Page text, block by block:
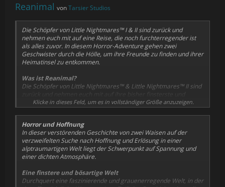
Reanimal vonTarsier Studios
Die Schöpfer von Little Nightmares™ I & II sind zurück und
nehmen euch mit auf eine Reise, die noch furchterregender ist
als alles zuvor. In diesem Horror-Adventure gehen zwei
Geschwister durch die Hölle, um ihre Freunde zu finden und ihrer
Heimatinsel zu entkommen.
Was ist Reanimal?
Die Schöpfer von Little Nightmares™ & Little Nightmares™ II sind
zurück und nehmen euch mit auf ihre bisher finsterste und
furchterregendste Reise. In diesem Koop-Horror-Adventure spielt
ihr Bruder und Schwester, die gemeinsam durch die Hölle gehen,
um ihre verschollenen Freunde zu retten. Ihr müsst zu Wasser im
Boot und an Land euren Verstand einsetzen, um zu überleben,
und zusammenarbeiten, um einer höllischen Insel und einem
dunklen Geheimnis aus eurer Vergangenheit zu entfliehen.
Klicke in dieses Feld, um es in vollständiger Größe anzuzeigen.
Horror und Hoffnung
In dieser verstörenden Geschichte von zwei Waisen auf der
verzweifelten Suche nach Hoffnung und Erlösung in einer
alptraumartigen Welt liegt der Schwerpunkt auf Spannung und
einer dichten Atmosphäre.
Eine finstere und bösartige Welt
Durchquert eine faszinierende und grauenerregende Welt, in der